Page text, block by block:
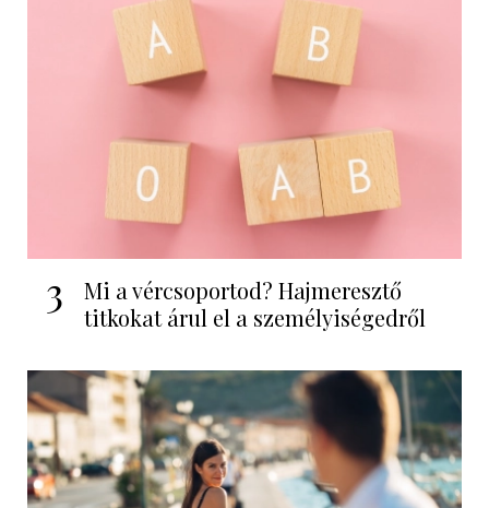
3
Mi a vércsoportod? Hajmeresztő
titkokat árul el a személyiségedről